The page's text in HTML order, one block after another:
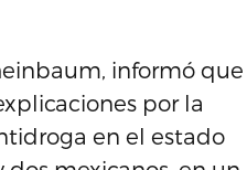
informó que
por la
en el estado